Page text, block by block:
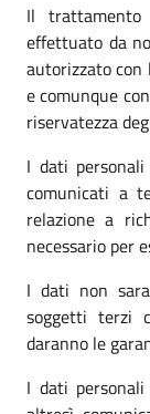
Il
effettuato da
autorizzato
e comunque
riservatezza
I dati
comunicati a
relazione a
necessario per
I dati non
soggetti terzi
daranno le
I dati